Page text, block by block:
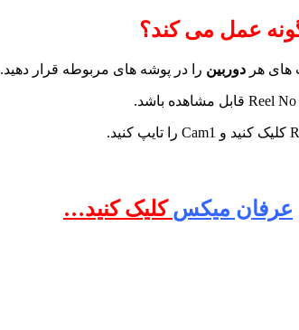
دوربین را در پوشه های مربوطه قرار دهید.
عرفان میکسکلیک کنید…